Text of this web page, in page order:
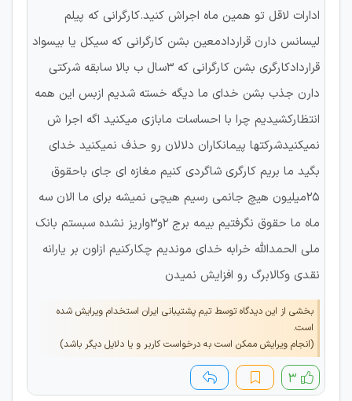
ادارات لاقل تو همین ماه اجراش کنید.کارگرانی که پیلم
لیسانس دارن قراردادمعین بشن کارگرانی که سیکل یا بیسواد
قراردادکارگری بشن کارگرانی که ۳سال ب بالا سابقه شرکتی
دارن جذب بشن خدای ما دیگه خسته شدیم ازبس این همه
انتظارکشیدیم چرا با احساسات مابازی میکنید اگه اجرا ش
نمیکنیدشرکتها پیمانکاران دلالان رو حذف نمیکنید خدای
بگید ما بریم کارگری شاگردی کنیم مغازه ای جای باحقوق
25میلیون هیچ جانمی رسیم هیچی نمیشه برای ما الان سه
ماه ما حقوق نگرفتیم بیمه برج 2و3واریز نشده سبستم بانک
ملی الحمدالله خرابه خدای موندیم چکارکنیم ازاون بر یارانه
نقدی وکالابرگ رو افزایش نمیدن
بخشی از این دیدگاه توسط تیم پشتیبانی ایران استخدام ویرایش شده
است.
(انجام ویرایش ممکن است به درخواست کاربر و یا دلایل دیگر باشد)
۳